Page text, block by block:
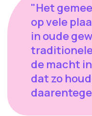
"Het
op vele
in oude
de macht
dat zo